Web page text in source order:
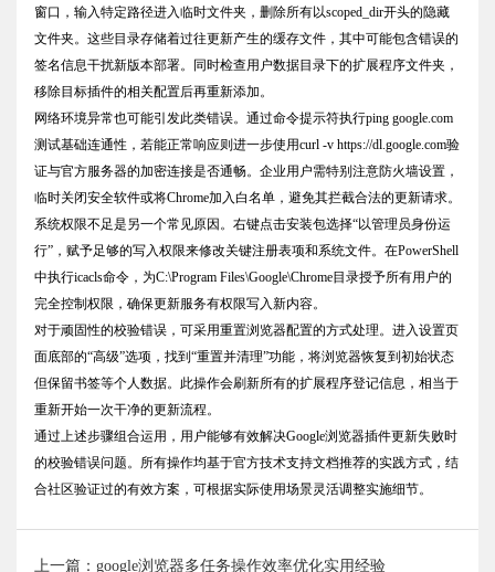
窗口，输入特定路径进入临时文件夹，删除所有以scoped_dir开头的隐藏
文件夹。这些目录存储着过往更新产生的缓存文件，其中可能包含错误的
签名信息干扰新版本部署。同时检查用户数据目录下的扩展程序文件夹，
移除目标插件的相关配置后再重新添加。
网络环境异常也可能引发此类错误。通过命令提示符执行ping google.com
测试基础连通性，若能正常响应则进一步使用curl -v https://dl.google.com验
证与官方服务器的加密连接是否通畅。企业用户需特别注意防火墙设置，
临时关闭安全软件或将Chrome加入白名单，避免其拦截合法的更新请求。
系统权限不足是另一个常见原因。右键点击安装包选择“以管理员身份运
行”，赋予足够的写入权限来修改关键注册表项和系统文件。在PowerShell
中执行icacls命令，为C:\Program Files\Google\Chrome目录授予所有用户的
完全控制权限，确保更新服务有权限写入新内容。
对于顽固性的校验错误，可采用重置浏览器配置的方式处理。进入设置页
面底部的“高级”选项，找到“重置并清理”功能，将浏览器恢复到初始状态
但保留书签等个人数据。此操作会刷新所有的扩展程序登记信息，相当于
重新开始一次干净的更新流程。
通过上述步骤组合运用，用户能够有效解决Google浏览器插件更新失败时
的校验错误问题。所有操作均基于官方技术支持文档推荐的实践方式，结
合社区验证过的有效方案，可根据实际使用场景灵活调整实施细节。
上一篇：google浏览器多任务操作效率优化实用经验